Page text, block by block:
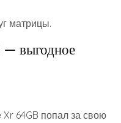
матрицы.
выгодное
64GB попал за свою